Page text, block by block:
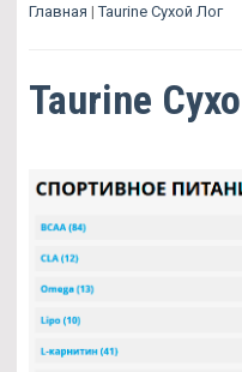
Главная |Taurine Сухой Лог
Taurine